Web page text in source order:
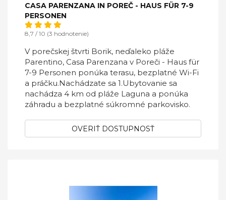
CASA PARENZANA IN POREČ - HAUS FÜR 7-9
PERSONEN
8,7 / 10 (3 hodnotenie)
V porečskej štvrti Borik, neďaleko pláže
Parentino, Casa Parenzana v Poreči - Haus für
7-9 Personen ponúka terasu, bezplatné Wi-Fi
a práčku.Nachádzate sa 1.Ubytovanie sa
nachádza 4 km od pláže Laguna a ponúka
záhradu a bezplatné súkromné ​​parkovisko.
OVERIŤ DOSTUPNOSŤ